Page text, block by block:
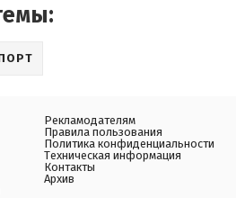
Рекламодателям
Правила пользования
Политика конфиденциальности
Техническая информация
Контакты
Архив